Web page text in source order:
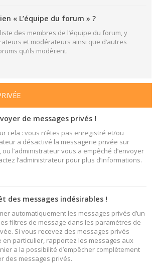
« L’équipe du forum » ?
des membres de l’équipe du forum, y
et modérateurs ainsi que d’autres
qu’ils modèrent.
de messages privés !
cela : vous n’êtes pas enregistré et/ou
a désactivé la messagerie privée sur
ou l’administrateur vous a empêché d’envoyer
l’administrateur pour plus d’informations.
des messages indésirables !
automatiquement les messages privés d’un
filtres de message dans les paramètres de
Si vous recevez des messages privés
en particulier, rapportez les messages aux
a la possibilité d’empêcher complètement
des messages privés.